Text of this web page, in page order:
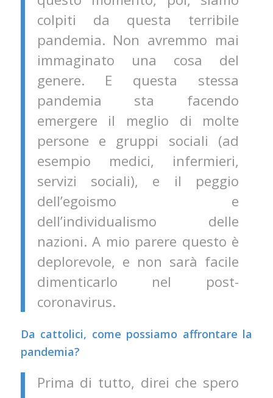
colpiti da questa terribile
pandemia. Non avremmo mai
immaginato una cosa del
genere. E questa stessa
pandemia sta facendo
emergere il meglio di molte
persone e gruppi sociali (ad
esempio medici, infermieri,
servizi sociali), e il peggio
dell’egoismo e
dell’individualismo delle
nazioni. A mio parere questo è
deplorevole, e non sarà facile
dimenticarlo nel post-
coronavirus.
Da cattolici, come possiamo affrontare la
pandemia?
Prima di tutto, direi che spero